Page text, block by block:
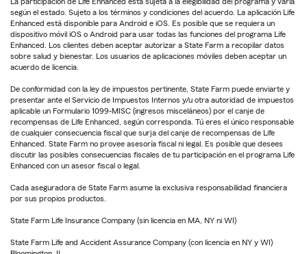
según el estado. Sujeto a los términos y condiciones del acuerdo. La aplicación Life
Enhanced está disponible para Android e iOS. Es posible que se requiera un
dispositivo móvil iOS o Android para usar todas las funciones del programa Life
Enhanced. Los clientes deben aceptar autorizar a State Farm a recopilar datos
sobre salud y bienestar. Los usuarios de aplicaciones móviles deben aceptar un
acuerdo de licencia.
De conformidad con la ley de impuestos pertinente, State Farm puede enviarte y
presentar ante el Servicio de Impuestos Internos y/u otra autoridad de impuestos
aplicable un Formulario 1099-MISC (ingresos misceláneos) por el canje de
recompensas de Life Enhanced, según corresponda. Tú eres el único responsable
de cualquier consecuencia fiscal que surja del canje de recompensas de Life
Enhanced. State Farm no provee asesoría fiscal ni legal. Es posible que desees
discutir las posibles consecuencias fiscales de tu participación en el programa Life
Enhanced con un asesor fiscal o legal.
Cada aseguradora de State Farm asume la exclusiva responsabilidad financiera
por sus propios productos.
State Farm Life Insurance Company (sin licencia en MA, NY ni WI)
State Farm Life and Accident Assurance Company (con licencia en NY y WI)